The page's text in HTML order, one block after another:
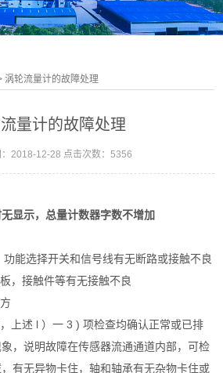
涡轮流量计的故障处理
量计的故障处理
：2018-12-28 点击次数：5356
显示，总量计数器字数不增加
能选择开关和信号线有无断路或接触不良
，接触件等有无接触不良
上述 l ）一 3 ) 项检查均确认正常或已排
，说明故障在传感器流通通道内部，可检
有无异物卡住，轴和轴承有无杂物卡住或